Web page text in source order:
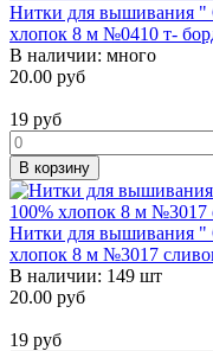
Нитки для вышивания "
хлопок 8 м №0410 т-
В наличии: много
20.00 руб
19 руб
В корзину
Нитки для вышивания "
хлопок 8 м №3017
В наличии: 149 шт
20.00 руб
19 руб